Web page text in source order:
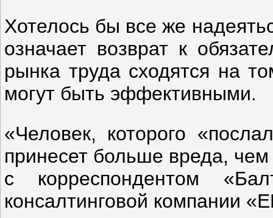
Хотелось бы все же
означает возврат к
рынка труда сходятся на
могут быть эффективными.
«Человек, которого
принесет больше вреда,
с корреспондентом
консалтинговой компании